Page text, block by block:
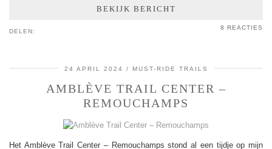
BEKIJK BERICHT
DELEN:
8 REACTIES
24 APRIL 2024 MUST-RIDE TRAILS
AMBLÈVE TRAIL CENTER –
REMOUCHAMPS
Het Amblève Trail Center – Remouchamps stond al een tijdje op mijn